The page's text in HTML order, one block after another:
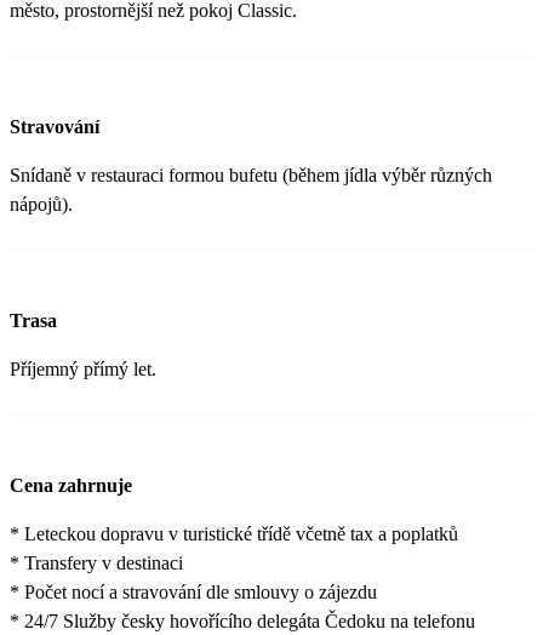
město, prostornější než pokoj Classic.
Stravování
Snídaně v restauraci formou bufetu (během jídla výběr různých
nápojů).
Trasa
Příjemný přímý let.
Cena zahrnuje
* Leteckou dopravu v turistické třídě včetně tax a poplatků
* Transfery v destinaci
* Počet nocí a stravování dle smlouvy o zájezdu
* 24/7 Služby česky hovořícího delegáta Čedoku na telefonu